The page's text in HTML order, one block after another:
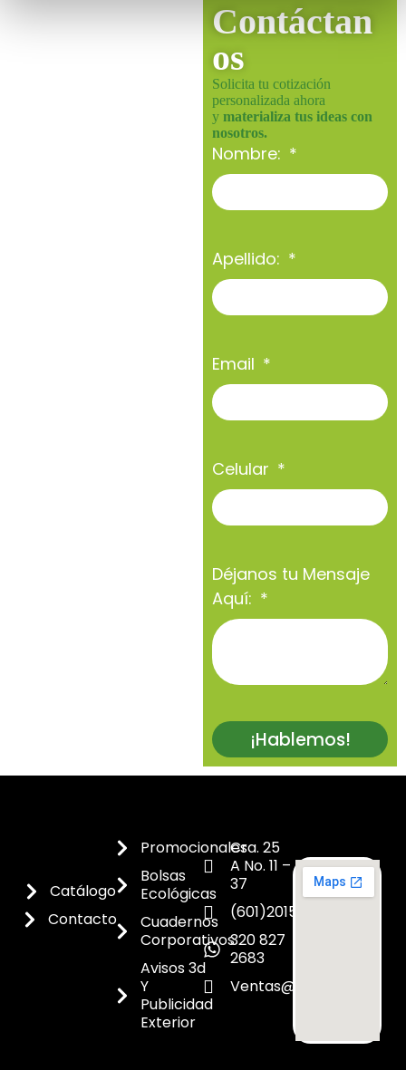
Contáctan
os
Solicita tu cotización
personalizada ahora
y materializa tus ideas con
nosotros.
Nombre:
Apellido:
Email
Celular
Déjanos tu Mensaje
Aquí:
¡Hablemos!
Catálogo
Contacto
Promocionales
Bolsas
Ecológicas
Cuadernos
Corporativos
Avisos 3d
Y
Publicidad
Exterior
Cra. 25
A No. 11 –
37
(601)2015300
320 827
2683
Ventas@dicoes.co